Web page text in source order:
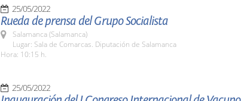
25/05/2022
Rueda de prensa del Grupo Socialista
Salamanca (Salamanca)
Lugar: Sala de Comarcas. Diputación de Salamanca
Hora: 10:15 h.
25/05/2022